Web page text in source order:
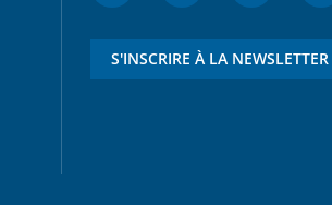
S'INSCRIRE À LA NEWSLETTER